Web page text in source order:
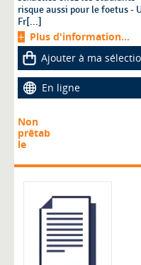
risque aussi pour le foetus -
Fr[...]
Plus d'information...
Ajouter à ma
En ligne
Non
prêtab
le